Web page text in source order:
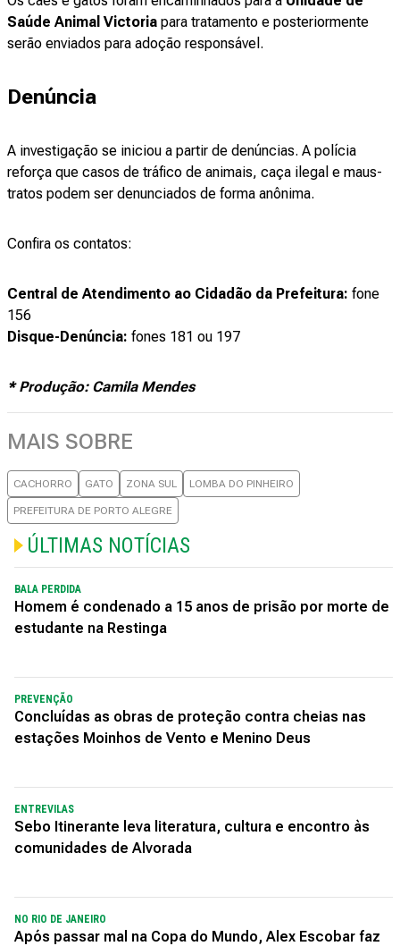
Saúde Animal Victoria para tratamento e posteriormente
serão enviados para adoção responsável.
Denúncia
A investigação se iniciou a partir de denúncias. A polícia
reforça que casos de tráfico de animais, caça ilegal e maus-
tratos podem ser denunciados de forma anônima.
Confira os contatos:
Central de Atendimento ao Cidadão da Prefeitura: fone
156
Disque-Denúncia: fones 181 ou 197
* Produção: Camila Mendes
MAIS SOBRE
CACHORRO GATO ZONA SUL LOMBA DO PINHEIRO
PREFEITURA DE PORTO ALEGRE
ÚLTIMAS NOTÍCIAS
BALA PERDIDA
Homem é condenado a 15 anos de prisão por morte de
estudante na Restinga
PREVENÇÃO
Concluídas as obras de proteção contra cheias nas
estações Moinhos de Vento e Menino Deus
ENTREVILAS
Sebo Itinerante leva literatura, cultura e encontro às
comunidades de Alvorada
NO RIO DE JANEIRO
Após passar mal na Copa do Mundo, Alex Escobar faz